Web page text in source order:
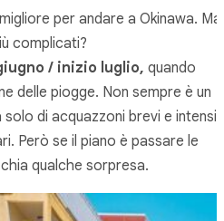
per andare a Okinawa​. Ma
complicati?
/ inizio luglio, quando
delle piogge. Non sempre è un
di acquazzoni brevi e intensi,
Però se il piano è passare le
qualche sorpresa.